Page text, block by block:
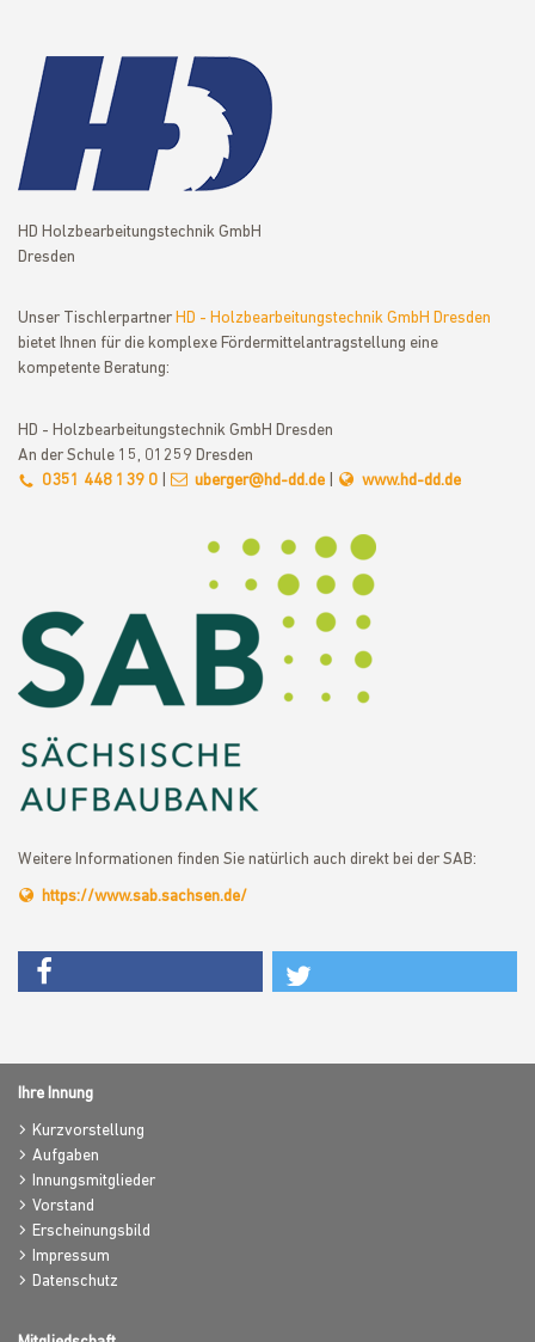
HD Holzbearbeitungstechnik GmbH
Dresden
Unser Tischlerpartner HD - Holzbearbeitungstechnik GmbH Dresden
bietet Ihnen für die komplexe Fördermittelantragstellung eine
kompetente Beratung:
HD - Holzbearbeitungstechnik GmbH Dresden
An der Schule 15, 01259 Dresden
0351 448 139 0
uberger@hd-dd.de www.hd-dd.de
Weitere Informationen finden Sie natürlich auch direkt bei der SAB:
https://www.sab.sachsen.de/
Ihre Innung
Kurzvorstellung
Aufgaben
Innungsmitglieder
Vorstand
Erscheinungsbild
Impressum
Datenschutz